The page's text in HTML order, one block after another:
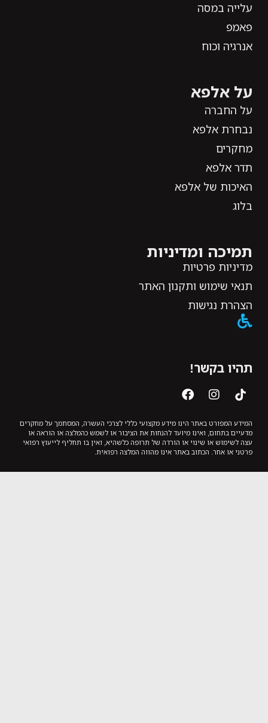
עלייה במסה
פאמפ
אנרגיה וכוח
על אלפא
על החברה
נבחרת אלפא
מחקרים
תדר אלפא
האיכות של אלפא
בלוג
תמיכה ומדיניות
מדיניות פרטיות
תנאי שימוש ותקנון האתר
הצהרת נגישות
תהיו בקשר!
המידע המפורט באתר הינו מידע מקצועי כללי לצרכי העשרה, המסתמך על מחקרים
מדעיים בתחום, ואינו מיועד להנחות את הציבור או לשמש כהמלצה או הוראה או
עצה לשימוש או שינוי או הורדה של תרופה כלשהיא, ואין בו תחליף לייעוץ רפואי
פרטני או אחר. הכתוב באתר אינו מהווה המלצה רפואית.